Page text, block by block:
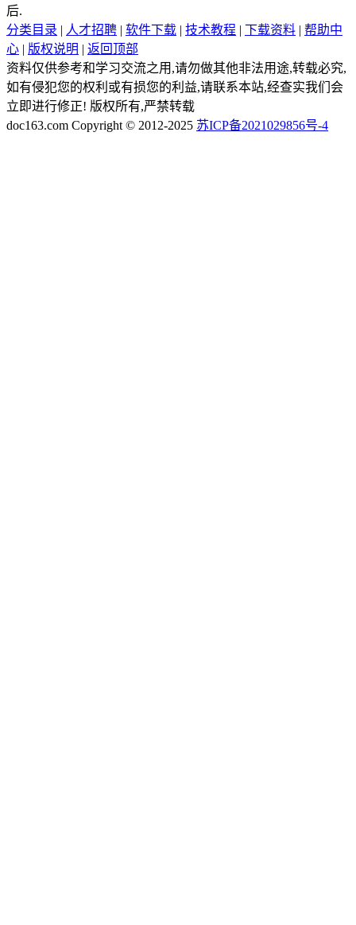
后.
分类目录 | 人才招聘 | 软件下载 | 技术教程 | 下载资料 | 帮助中
心 | 版权说明 | 返回顶部
资料仅供参考和学习交流之用,请勿做其他非法用途,转载必究,
如有侵犯您的权利或有损您的利益,请联系本站,经查实我们会
立即进行修正! 版权所有,严禁转载
doc163.com Copyright © 2012-2025 苏ICP备2021029856号-4